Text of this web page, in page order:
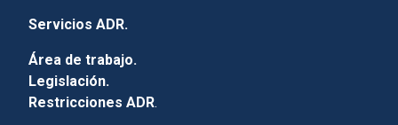
Servicios ADR.
Área de trabajo.
Legislación.
Restricciones ADR.